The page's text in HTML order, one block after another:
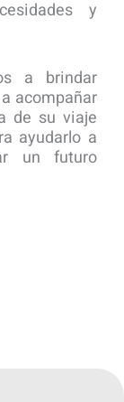
y
a brindar
acompañar
de su viaje
ayudarlo a
un futuro